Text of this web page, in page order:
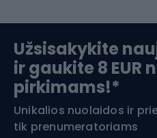
Slidinėjimas
Apranga žiemos
Šiaurietiškas ėjimas
Užsisakykite
ir gaukite 8 EUR
pirkimams!*
Unikalios nuolaidos ir
tik prenumeratoriams